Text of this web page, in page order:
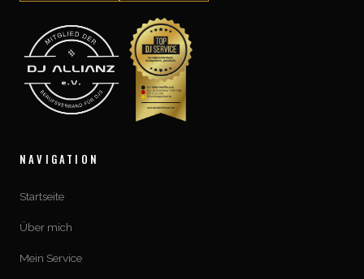
NAVIGATION
Startseite
Über mich
Mein Service